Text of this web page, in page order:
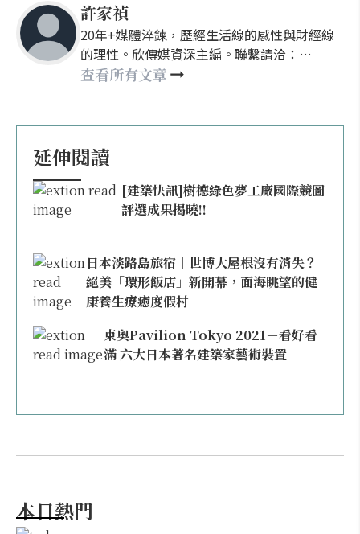
許家禎
20年+媒體淬鍊，歷經生活線的感性與財經線
的理性。欣傳媒資深主編。聯繫請洽：
nellyhsu@xinmedia.com
查看所有文章
延伸閱讀
[建築快訊]樹德綠色夢工廠國際競圖
評選成果揭曉!!
日本淡路島旅宿｜世博大屋根沒有消失？
絕美「環形飯店」新開幕，面海眺望的健
康養生療癒度假村
東奧Pavilion Tokyo 2021－看好看
滿 六大日本著名建築家藝術裝置
本日熱門